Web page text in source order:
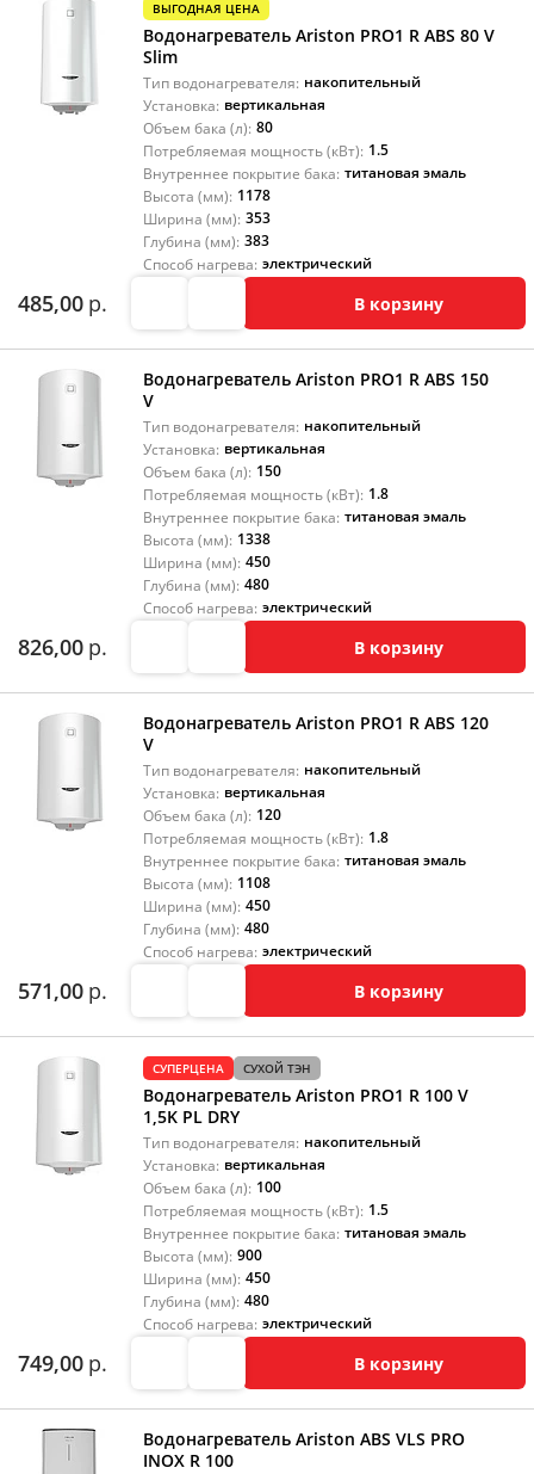
ВЫГОДНАЯ ЦЕНА
Водонагреватель Ariston PRO1 R ABS 80 V
Slim
Тип водонагревателя: накопительный
Установка: вертикальная
Объем бака (л): 80
Потребляемая мощность (кВт): 1.5
Внутреннее покрытие бака: титановая эмаль
Высота (мм): 1178
Ширина (мм): 353
Глубина (мм): 383
Способ нагрева: электрический
485,00 р. В корзину
Водонагреватель Ariston PRO1 R ABS 150
V
Тип водонагревателя: накопительный
Установка: вертикальная
Объем бака (л): 150
Потребляемая мощность (кВт): 1.8
Внутреннее покрытие бака: титановая эмаль
Высота (мм): 1338
Ширина (мм): 450
Глубина (мм): 480
Способ нагрева: электрический
826,00 р. В корзину
Водонагреватель Ariston PRO1 R ABS 120
V
Тип водонагревателя: накопительный
Установка: вертикальная
Объем бака (л): 120
Потребляемая мощность (кВт): 1.8
Внутреннее покрытие бака: титановая эмаль
Высота (мм): 1108
Ширина (мм): 450
Глубина (мм): 480
Способ нагрева: электрический
571,00 р. В корзину
СУПЕРЦЕНА СУХОЙ ТЭН
Водонагреватель Ariston PRO1 R 100 V
1,5K PL DRY
Тип водонагревателя: накопительный
Установка: вертикальная
Объем бака (л): 100
Потребляемая мощность (кВт): 1.5
Внутреннее покрытие бака: титановая эмаль
Высота (мм): 900
Ширина (мм): 450
Глубина (мм): 480
Способ нагрева: электрический
749,00 р. В корзину
Водонагреватель Ariston ABS VLS PRO
INOX R 100